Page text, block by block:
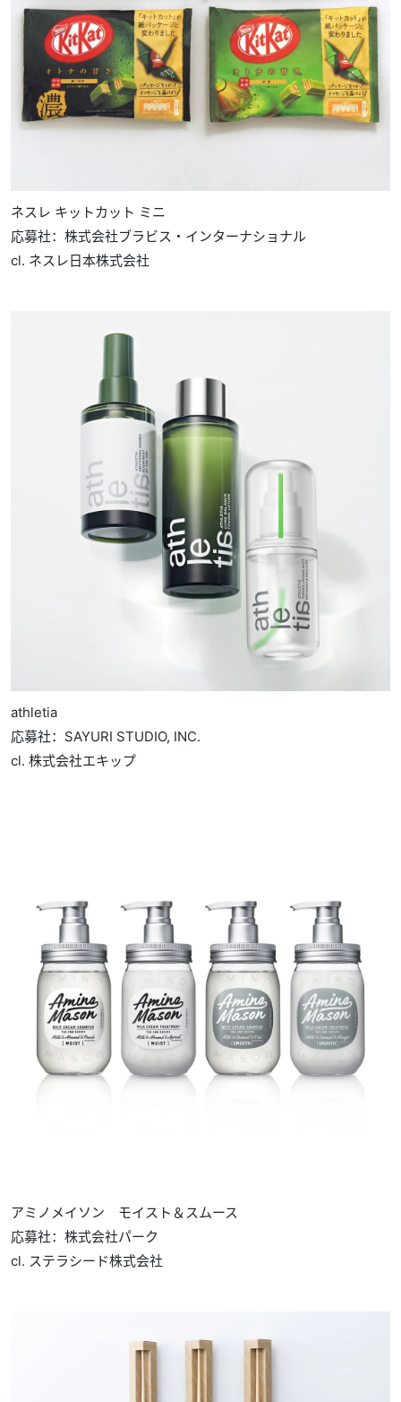
ネスレ キットカット ミニ
応募社：株式会社ブラビス・インターナショナル
cl. ネスレ日本株式会社
athletia
応募社：SAYURI STUDIO, INC.
cl. 株式会社エキップ
アミノメイソン モイスト＆スムース
応募社：株式会社パーク
cl. ステラシード株式会社